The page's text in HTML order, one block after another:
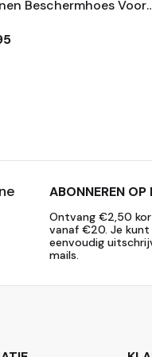
Beschermhoes Voor
–
ABONNEREN OP
Ontvang €2,50
vanaf €20. Je
eenvoudig
mails.